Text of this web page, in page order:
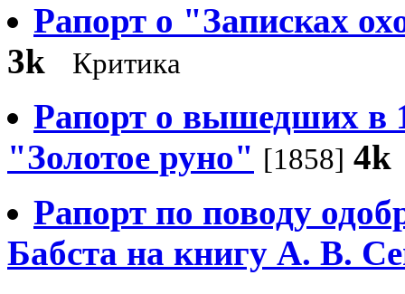
Рапорт о "Записках
3k
Критика
Рапорт о вышедших в
"Золотое руно" [1858] 4k
Рапорт по поводу
Бабста на книгу А. В.